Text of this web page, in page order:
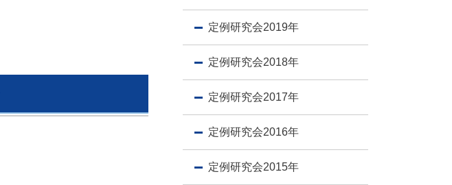
定例研究会2019年
定例研究会2018年
定例研究会2017年
定例研究会2016年
定例研究会2015年